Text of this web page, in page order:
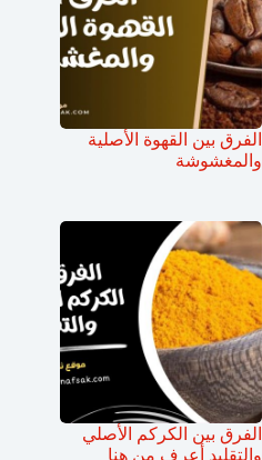
الفرق بين القهوة الأصلية
والمغشوشة
الفرق بين الكركم الأصلي
والتقليد أعرف من هنا